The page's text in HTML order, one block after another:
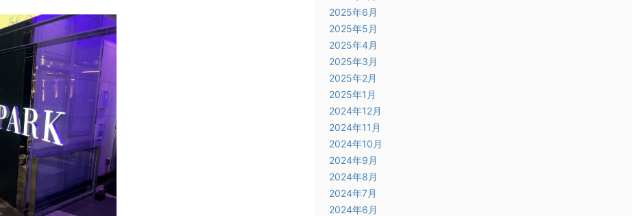
2025年6月
2025年5月
2025年4月
2025年3月
2025年2月
2025年1月
2024年12月
2024年11月
2024年10月
2024年9月
2024年8月
2024年7月
2024年6月